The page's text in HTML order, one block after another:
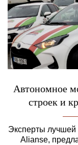
Автономное
строек и
Эксперты
Alianse,